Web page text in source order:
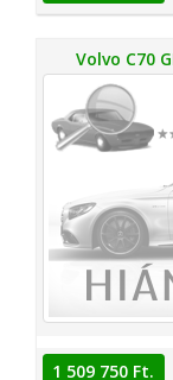
Volvo C70
1 509 750 Ft.